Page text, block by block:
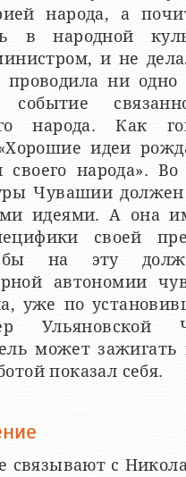
народа, а
в народной
и не
проводила ни одно
событие
народа. Как
идеи
народа». Во
Чувашии
идеями. А она
своей
на эту
автономии
уже по
Ульяновской
может зажигать
показал себя.
связывают с